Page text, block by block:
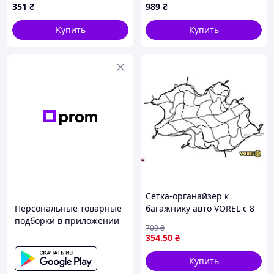
отделения, 0,5кг, Gray
351 ₴
Купить
989 ₴
Купить
Персональные товарные
подборки в приложении
Сетка-органайзер к
багажнику авто VOREL с 8
90 х 90 см [50]
354.50 ₴
709₴
Купить